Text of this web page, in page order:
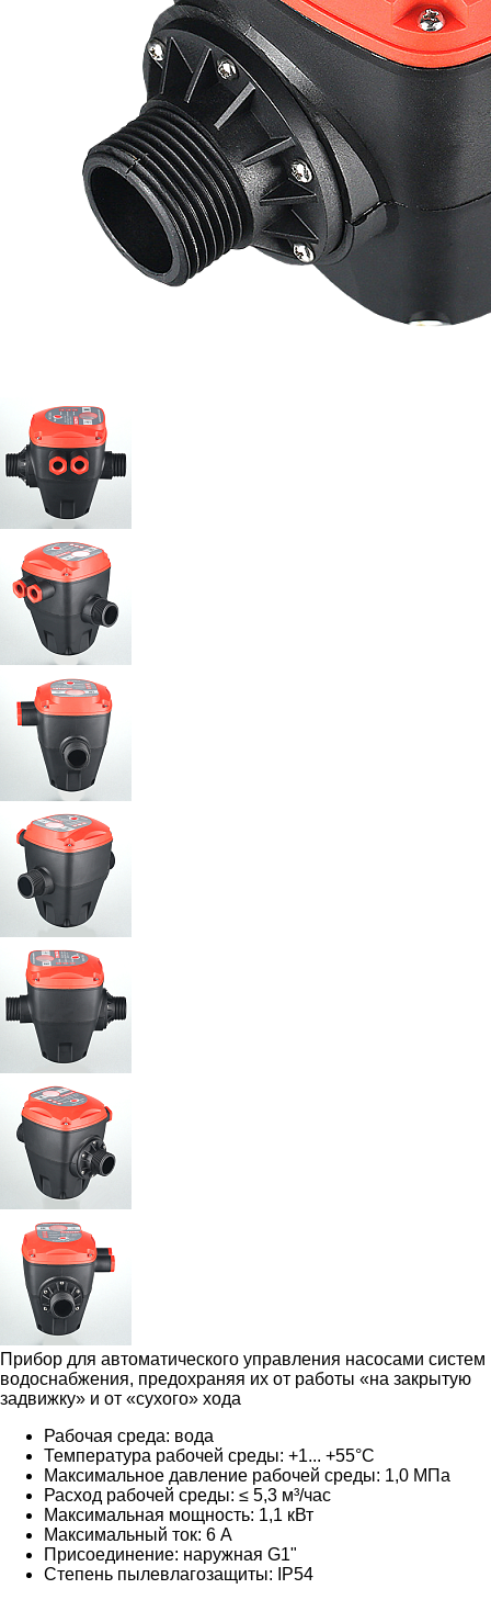
Прибор для автоматического управления насосами систем
водоснабжения, предохраняя их от работы «на закрытую
задвижку» и от «сухого» хода
Рабочая среда: вода
Температура рабочей среды: +1... +55°C
Максимальное давление рабочей среды: 1,0 МПа
Расход рабочей среды: ≤ 5,3 м³/час
Максимальная мощность: 1,1 кВт
Максимальный ток: 6 А
Присоединение: наружная G1"
Степень пылевлагозащиты: IP54